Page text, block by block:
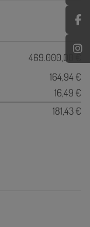
469.000,00 €
164,94 €
16,49 €
181,43 €